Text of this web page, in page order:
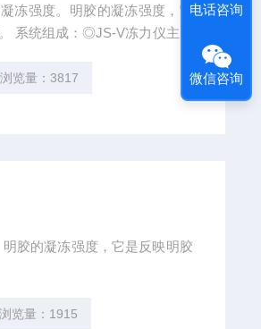
浏览量：3817
胶的凝冻强度，它是反映明胶
浏览量：1915
电话咨询
微信咨询